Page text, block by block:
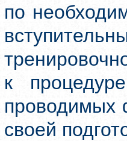
по
к
проводимых
своей